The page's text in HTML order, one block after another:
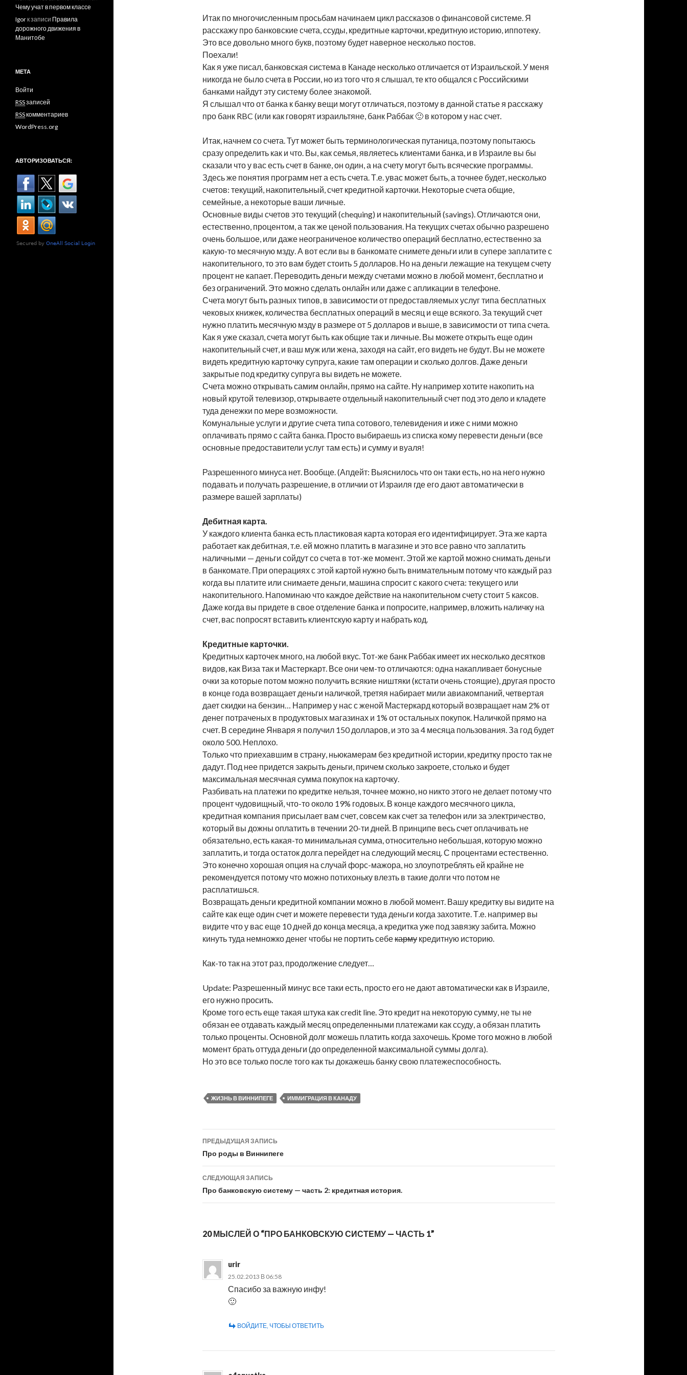
Итак по многочисленным просьбам начинаем цикл рассказов о финансовой системе. Я
расскажу про банковские счета, ссуды, кредитные карточки, кредитную историю, иппотеку.
Это все довольно много букв, поэтому будет наверное несколько постов.
Поехали!
Как я уже писал, банковская система в Канаде несколько отличается от Израильской. У меня
никогда не было счета в России, но из того что я слышал, те кто общался с Российскими
банками найдут эту систему более знакомой.
Я слышал что от банка к банку вещи могут отличаться, поэтому в данной статье я расскажу
про банк RBC (или как говорят израильтяне, банк Раббак 🙂 в котором у нас счет.
Итак, начнем со счета. Тут может быть терминологическая путаница, поэтому попытаюсь
сразу определить как и что. Вы, как семья, являетесь клиентами банка, и в Израиле вы бы
сказали что у вас есть счет в банке, он один, а на счету могут быть всяческие программы.
Здесь же понятия программ нет а есть счета. Т.е. увас может быть, а точнее будет, несколько
счетов: текущий, накопительный, счет кредитной карточки. Некоторые счета общие,
семейные, а некоторые ваши личные.
Основные виды счетов это текущий (chequing) и накопительный (savings). Отличаются они,
естественно, процентом, а так же ценой пользования. На текущих счетах обычно разрешено
очень большое, или даже неограниченое количество операций бесплатно, естественно за
какую-то месячную мзду. А вот если вы в банкомате снимете деньги или в супере заплатите с
накопительного, то это вам будет стоить 5 долларов. Но на деньги лежащие на текущем счету
процент не капает. Переводить деньги между счетами можно в любой момент, бесплатно и
без ограничений. Это можно сделать онлайн или даже с апликации в телефоне.
Счета могут быть разных типов, в зависимости от предоставляемых услуг типа бесплатных
чековых книжек, количества бесплатных операций в месяц и еще всякого. За текущий счет
нужно платить месячную мзду в размере от 5 долларов и выше, в зависимости от типа счета.
Как я уже сказал, счета могут быть как общие так и личные. Вы можете открыть еще один
накопительный счет, и ваш муж или жена, заходя на сайт, его видеть не будут. Вы не можете
видеть кредитную карточку супруга, какие там операции и сколько долгов. Даже деньги
закрытые под кредитку супруга вы видеть не можете.
Счета можно открывать самим онлайн, прямо на сайте. Ну например хотите накопить на
новый крутой телевизор, открываете отдельный накопительный счет под это дело и кладете
туда денежки по мере возможности.
Комунальные услуги и другие счета типа сотового, телевидения и иже с ними можно
оплачивать прямо с сайта банка. Просто выбираешь из списка кому перевести деньги (все
основные предоставители услуг там есть) и сумму и вуаля!
Разрешенного минуса нет. Вообще. (Апдейт: Выяснилось что он таки есть, но на него нужно
подавать и получать разрешение, в отличии от Израиля где его дают автоматически в
размере вашей зарплаты)
Дебитная карта.
У каждого клиента банка есть пластиковая карта которая его идентифицирует. Эта же карта
работает как дебитная, т.е. ей можно платить в магазине и это все равно что заплатить
наличными — деньги сойдут со счета в тот-же момент. Этой же картой можно снимать деньги
в банкомате. При операциях с этой картой нужно быть внимательным потому что каждый раз
когда вы платите или снимаете деньги, машина спросит с какого счета: текущего или
накопительного. Напоминаю что каждое действие на накопительном счету стоит 5 каксов.
Даже когда вы придете в свое отделение банка и попросите, например, вложить наличку на
счет, вас попросят вставить клиентскую карту и набрать код.
Кредитные карточки.
Кредитных карточек много, на любой вкус. Тот-же банк Раббак имеет их несколько десятков
видов, как Виза так и Мастеркарт. Все они чем-то отличаются: одна накапливает бонусные
очки за которые потом можно получить всякие ништяки (кстати очень стоящие), другая просто
в конце года возвращает деньги наличкой, третяя набирает мили авиакомпаний, четвертая
дает скидки на бензин… Например у нас с женой Мастеркард который возвращает нам 2% от
денег потраченых в продуктовых магазинах и 1% от остальных покупок. Наличкой прямо на
счет. В середине Января я получил 150 долларов, и это за 4 месяца пользования. За год будет
около 500. Неплохо.
Только что приехавшим в страну, ньюкамерам без кредитной истории, кредитку просто так не
дадут. Под нее придется закрыть деньги, причем сколько закроете, столько и будет
максимальная месячная сумма покупок на карточку.
Разбивать на платежи по кредитке нельзя, точнее можно, но никто этого не делает потому что
процент чудовищный, что-то около 19% годовых. В конце каждого месячного цикла,
кредитная компания присылает вам счет, совсем как счет за телефон или за электричество,
который вы дожны оплатить в течении 20-ти дней. В принципе весь счет оплачивать не
обязательно, есть какая-то минимальная сумма, относительно небольшая, которую можно
заплатить, и тогда остаток долга перейдет на следующий месяц. С процентами естественно.
Это конечно хорошая опция на случай форс-мажора, но злоупотреблять ей крайне не
рекомендуется потому что можно потихоньку влезть в такие долги что потом не
расплатишься.
Возвращать деньги кредитной компании можно в любой момент. Вашу кредитку вы видите на
сайте как еще один счет и можете перевести туда деньги когда захотите. Т.е. например вы
видите что у вас еще 10 дней до конца месяца, а кредитка уже под завязку забита. Можно
кинуть туда немножко денег чтобы не портить себекарму кредитную историю.
Как-то так на этот раз, продолжение следует…
Update: Разрешенный минус все таки есть, просто его не дают автоматически как в Израиле,
его нужно просить.
Кроме того есть еще такая штука как credit line. Это кредит на некоторую сумму, не ты не
обязан ее отдавать каждый месяц определенными платежами как ссуду, а обязан платить
только проценты. Основной долг можешь платить когда захочешь. Кроме того можно в любой
момент брать оттуда деньги (до определенной максимальной суммы долга).
Но это все только после того как ты докажешь банку свою платежеспособность.
ЖИЗНЬ В ВИННИПЕГЕ ИММИГРАЦИЯ В КАНАДУ
Навигация
по
записям
ПРЕДЫДУЩАЯ ЗАПИСЬ
Про роды в Виннипеге
СЛЕДУЮЩАЯ ЗАПИСЬ
Про банковскую систему — часть 2: кредитная история.
20 МЫСЛЕЙ О “ПРО БАНКОВСКУЮ СИСТЕМУ — ЧАСТЬ 1”
urir
25.02.2013 В 06:58
Спасибо за важную инфу!
🙂
ВОЙДИТЕ, ЧТОБЫ ОТВЕТИТЬ
Чему учат в первом классе
Igorк записи Правила
дорожного движения в
Манитобе
МЕТА
Войти
RSSзаписей
RSSкомментариев
WordPress.org
АВТОРИЗОВАТЬСЯ: